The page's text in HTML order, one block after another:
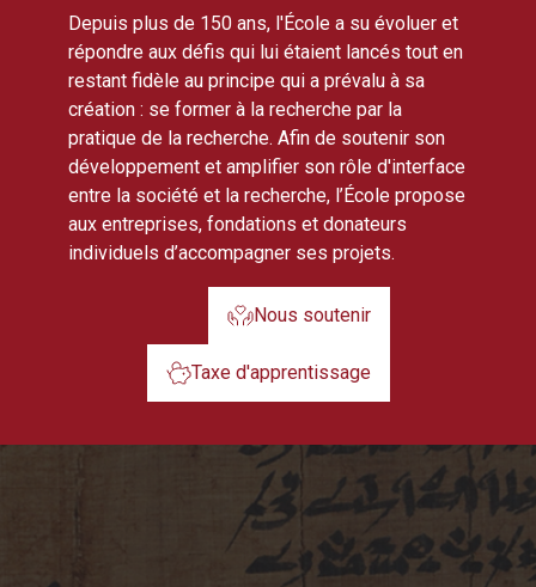
Depuis plus de 150 ans, l'École a su évoluer et
répondre aux défis qui lui étaient lancés tout en
restant fidèle au principe qui a prévalu à sa
création : se former à la recherche par la
pratique de la recherche. Afin de soutenir son
développement et amplifier son rôle d'interface
entre la société et la recherche, l’École propose
aux entreprises, fondations et donateurs
individuels d’accompagner ses projets.
Nous soutenir
Taxe d'apprentissage